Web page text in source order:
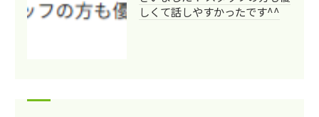
しくて話しやすかったです^^